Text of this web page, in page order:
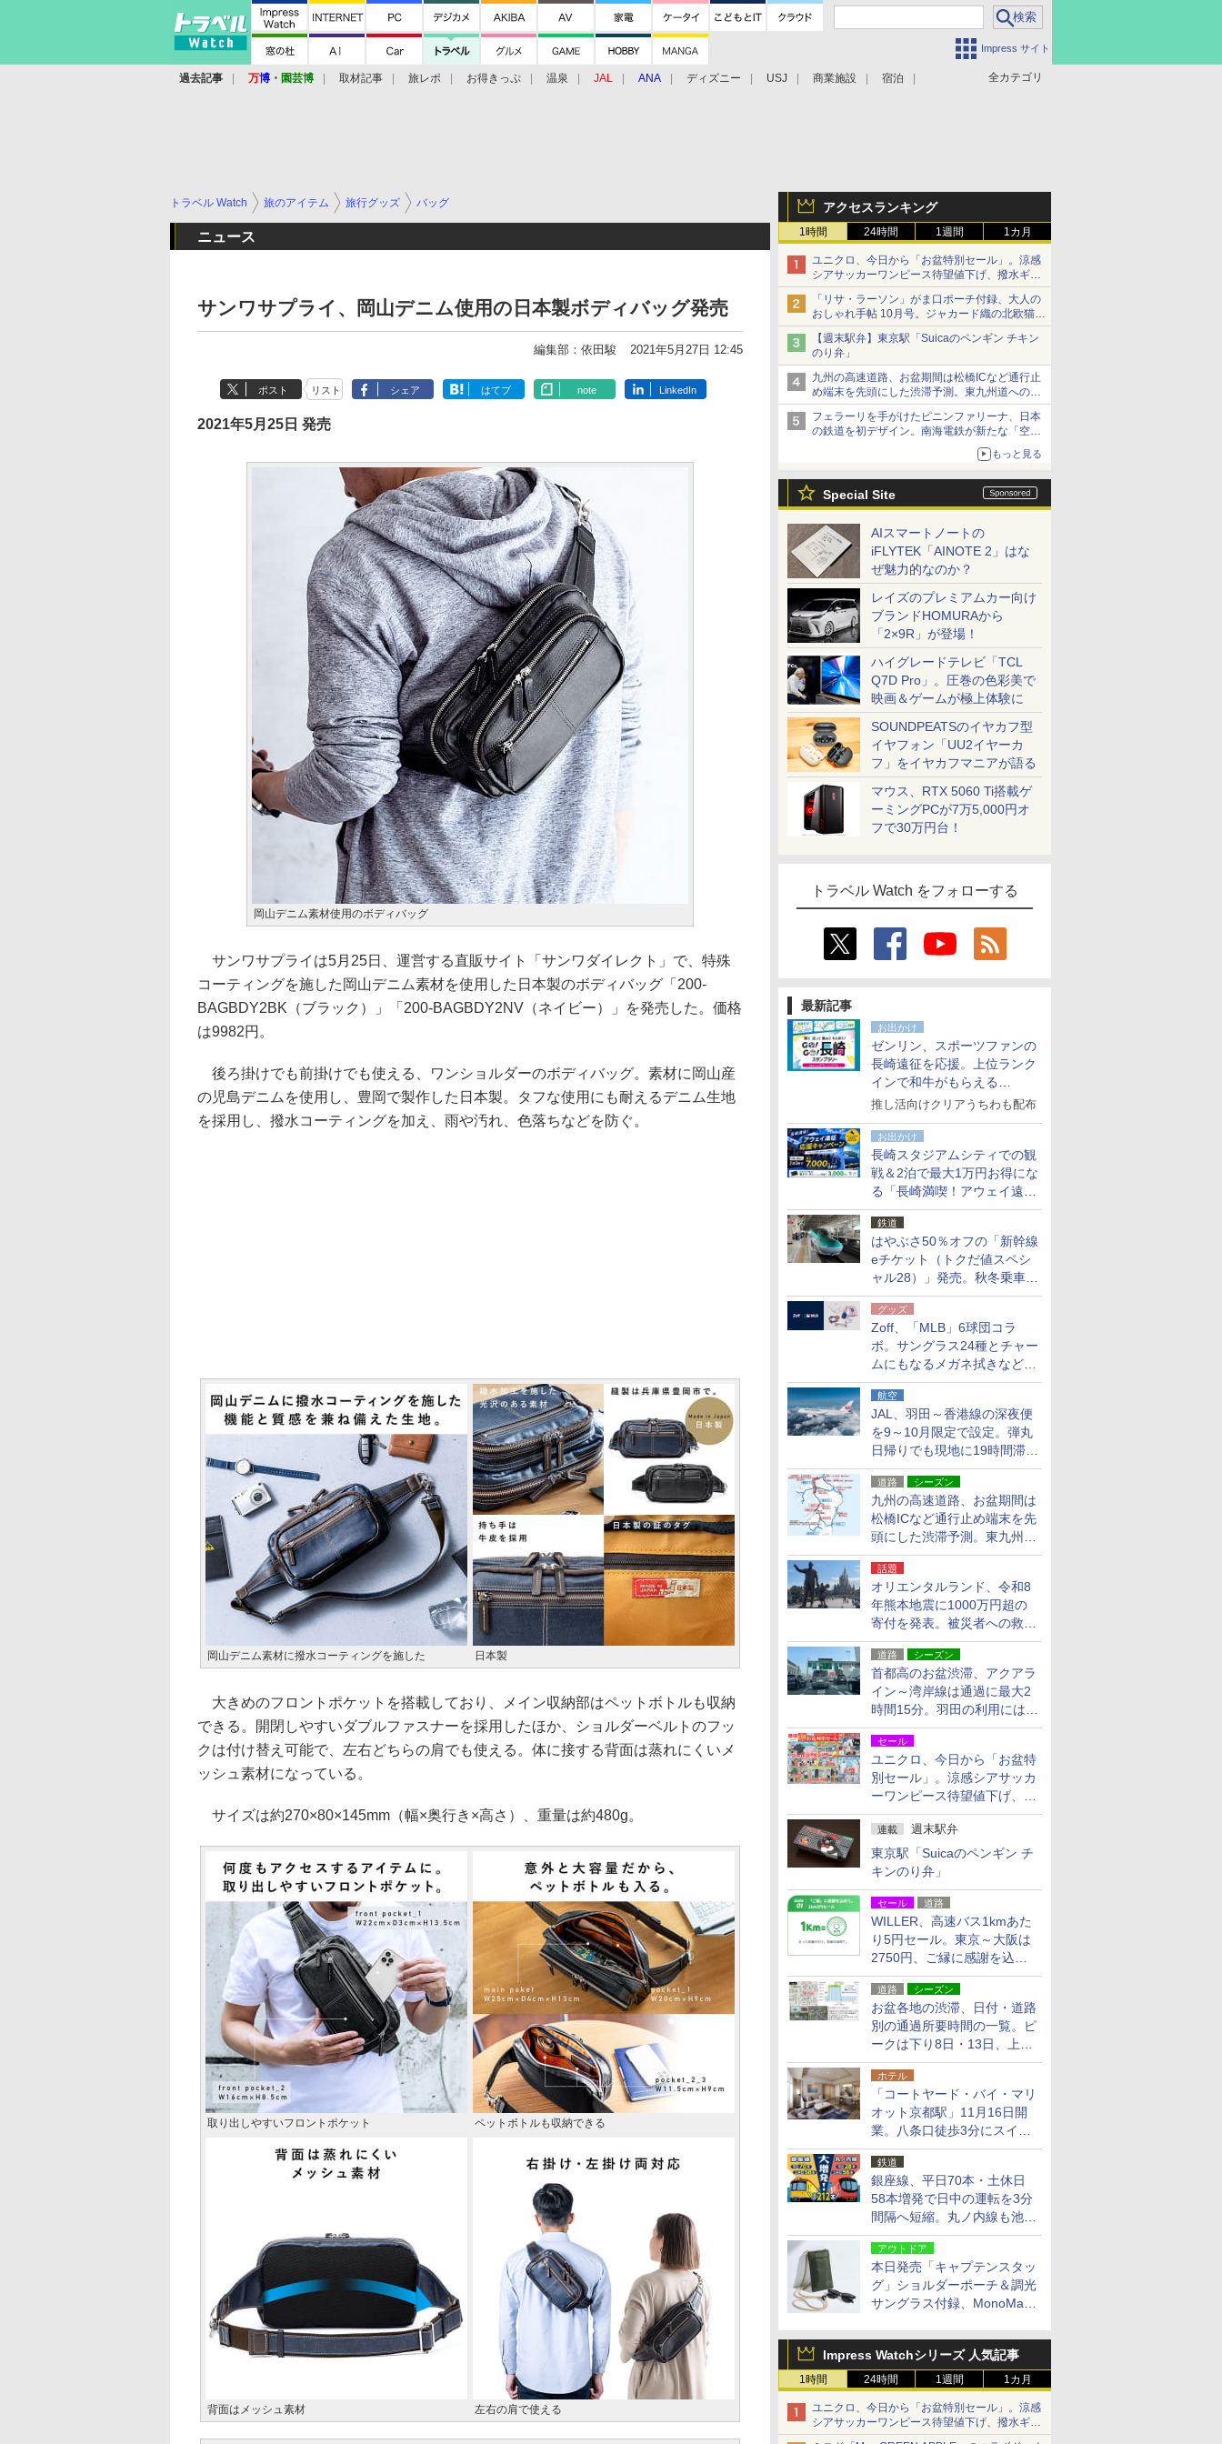
Impress サイト
全カテゴリ
過去記事 万博 ・ 園芸博 取材記事 旅レポ お得きっぷ 温泉 JAL ANA ディズニー USJ 商業施設 宿泊
アクセスランキング
1時間 24時間 1週間 1カ月
ユニクロ、今日から「お盆特別セール」。涼感
シアサッカーワンピース待望値下げ、撥水ギア
ショーツは1990円に
「リサ・ラーソン」がま口ポーチ付録、大人の
おしゃれ手帖 10月号。ジャカード織の北欧猫デ
ザイン
【週末駅弁】東京駅「Suicaのペンギン チキン
のり弁」
九州の高速道路、お盆期間は松橋ICなど通行止
め端末を先頭にした渋滞予測。東九州道への迂
回は料金調整を実施
フェラーリを手がけたピニンファリーナ、日本
の鉄道を初デザイン。南海電鉄が新たな「空港
もっと見る
Special Site
AIスマートノートの
iFLYTEK「AINOTE 2」はな
ぜ魅力的なのか？
レイズのプレミアムカー向け
ブランドHOMURAから
「2×9R」が登場！
ハイグレードテレビ「TCL
Q7D Pro」。圧巻の色彩美で
映画＆ゲームが極上体験に
SOUNDPEATSのイヤカフ型
イヤフォン「UU2イヤーカ
フ」をイヤカフマニアが語る
マウス、RTX 5060 Ti搭載ゲ
ーミングPCが7万5,000円オ
フで30万円台！
トラベル Watch をフォローする
最新記事
お出かけ
ゼンリン、スポーツファンの
長崎遠征を応援。上位ランク
インで和牛がもらえる
「GO！GO！長崎スタンプラ
推し活向けクリアうちわも配布
お出かけ
長崎スタジアムシティでの観
戦＆2泊で最大1万円お得にな
る「長崎満喫！アウェイ遠征
応援キャンペーン」
鉄道
はやぶさ50％オフの「新幹線
eチケット（トクだ値スペシ
ャル28）」発売。秋冬乗車
分、えきねっと限定
グッズ
Zoff、「MLB」6球団コラ
ボ。サングラス24種とチャー
ムにもなるメガネ拭きなど雑
貨24種
航空
JAL、羽田～香港線の深夜便
を9～10月限定で設定。弾丸
日帰りでも現地に19時間滞在
できる
道路 シーズン
九州の高速道路、お盆期間は
松橋ICなど通行止め端末を先
頭にした渋滞予測。東九州道
への迂回は料金調整を実施
話題
オリエンタルランド、令和8
年熊本地震に1000万円超の
寄付を発表。被災者への救援
活動・復旧支援
道路 シーズン
首都高のお盆渋滞、アクアラ
イン～湾岸線は通過に最大2
時間15分。羽田の利用には
「空港西出口」の利用検討を
セール
ユニクロ、今日から「お盆特
別セール」。涼感シアサッカ
ーワンピース待望値下げ、撥
水ギアショーツは1990円に
連載 週末駅弁
東京駅「Suicaのペンギン チ
キンのり弁」
セール 道路
WILLER、高速バス1kmあた
り5円セール。東京～大阪は
2750円、ご縁に感謝を込め
た20周年記念キャンペーン
道路 シーズン
お盆各地の渋滞、日付・道路
別の通過所要時間の一覧。ピ
ークは下り8日・13日、上り
14日・15日
ホテル
「コートヤード・バイ・マリ
オット京都駅」11月16日開
業。八条口徒歩3分にスイー
ト含む全270室、ダイニング
も併設
鉄道
銀座線、平日70本・土休日
58本増発で日中の運転を3分
間隔へ短縮。丸ノ内線も池袋
～中野坂上を4分間隔に
アウトドア
本日発売「キャプテンスタッ
グ」ショルダーポーチ＆調光
サングラス付録、MonoMax
Impress Watchシリーズ 人気記事
1時間 24時間 1週間 1カ月
ユニクロ、今日から「お盆特別セール」。涼感
シアサッカーワンピース待望値下げ、撥水ギア
ショーツは1990円に
トラベル Watch 旅のアイテム 旅行グッズ バッグ
ニュース
サンワサプライ、岡山デニム使用の日本製ボディバッグ発売
編集部：依田駿 2021年5月27日 12:45
ポスト リスト シェア はてブ note LinkedIn
2021年5月25日 発売
岡山デニム素材使用のボディバッグ
サンワサプライは5月25日、運営する直販サイト「サンワダイレクト」で、特殊
コーティングを施した岡山デニム素材を使用した日本製のボディバッグ「200-
BAGBDY2BK（ブラック）」「200-BAGBDY2NV（ネイビー）」を発売した。価格
は9982円。
後ろ掛けでも前掛けでも使える、ワンショルダーのボディバッグ。素材に岡山産
の児島デニムを使用し、豊岡で製作した日本製。タフな使用にも耐えるデニム生地
を採用し、撥水コーティングを加え、雨や汚れ、色落ちなどを防ぐ。
岡山デニム素材に撥水コーティングを施した 日本製
大きめのフロントポケットを搭載しており、メイン収納部はペットボトルも収納
できる。開閉しやすいダブルファスナーを採用したほか、ショルダーベルトのフッ
クは付け替え可能で、左右どちらの肩でも使える。体に接する背面は蒸れにくいメ
ッシュ素材になっている。
サイズは約270×80×145mm（幅×奥行き×高さ）、重量は約480g。
取り出しやすいフロントポケット ペットボトルも収納できる
背面はメッシュ素材 左右の肩で使える